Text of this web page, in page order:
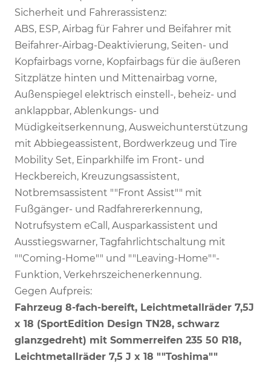
Sicherheit und Fahrerassistenz:
ABS, ESP, Airbag für Fahrer und Beifahrer mit
Beifahrer-Airbag-Deaktivierung, Seiten- und
Kopfairbags vorne, Kopfairbags für die äußeren
Sitzplätze hinten und Mittenairbag vorne,
Außenspiegel elektrisch einstell-, beheiz- und
anklappbar, Ablenkungs- und
Müdigkeitserkennung, Ausweichunterstützung
mit Abbiegeassistent, Bordwerkzeug und Tire
Mobility Set, Einparkhilfe im Front- und
Heckbereich, Kreuzungsassistent,
Notbremsassistent ""Front Assist"" mit
Fußgänger- und Radfahrererkennung,
Notrufsystem eCall, Ausparkassistent und
Ausstiegswarner, Tagfahrlichtschaltung mit
""Coming-Home"" und ""Leaving-Home""-
Funktion, Verkehrszeichenerkennung.
Gegen Aufpreis:
Fahrzeug 8-fach-bereift, Leichtmetallräder 7,5J
x 18 (SportEdition Design TN28, schwarz
glanzgedreht) mit Sommerreifen 235 50 R18,
Leichtmetallräder 7,5 J x 18 ""Toshima""